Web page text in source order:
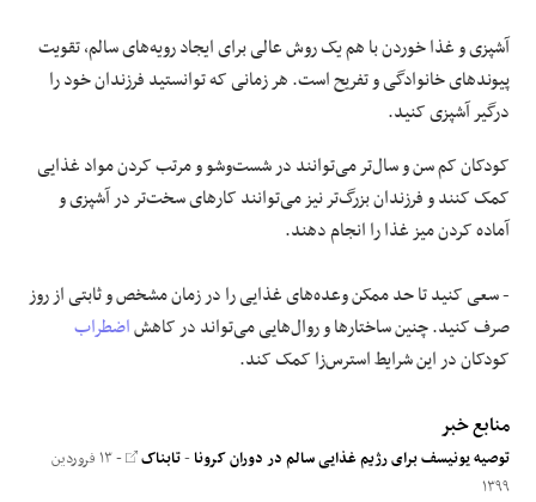
آشپزی و غذا خوردن با هم یک روش عالی برای ایجاد رویه‌های سالم، تقویت
پیوندهای خانوادگی و تفریح است. هر زمانی که توانستید فرزندان خود را
درگیر آشپزی کنید.
کودکان کم سن و سال‌تر می‌توانند در شست‌وشو و مرتب کردن مواد غذایی
کمک کنند و فرزندان بزرگ‌تر نیز می‌توانند کارهای سخت‌تر در آشپزی و
آماده کردن میز غذا را انجام دهند.
- سعی کنید تا حد ممکن وعده‌های غذایی را در زمان مشخص و ثابتی از روز
صرف کنید. چنین ساختارها و روال‌هایی می‌تواند در کاهشاضطراب
کودکان در این شرایط استرس‌زا کمک کند.
منابع خبر
توصیه‌ یونیسف برای رژیم غذایی سالم در دوران کرونا-تابناک
- ۱۳ فروردین
۱۳۹۹